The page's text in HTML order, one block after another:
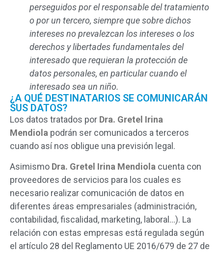
perseguidos por el responsable del tratamiento
o por un tercero, siempre que sobre dichos
intereses no prevalezcan los intereses o los
derechos y libertades fundamentales del
interesado que requieran la protección de
datos personales, en particular cuando el
interesado sea un niño.
¿A QUÉ DESTINATARIOS SE COMUNICARÁN
SUS DATOS?
Los datos tratados por Dra. Gretel Irina
Mendiola podrán ser comunicados a terceros
cuando así nos obligue una previsión legal.
Asimismo Dra. Gretel Irina Mendiola cuenta con
proveedores de servicios para los cuales es
necesario realizar comunicación de datos en
diferentes áreas empresariales (administración,
contabilidad, fiscalidad, marketing, laboral…). La
relación con estas empresas está regulada según
el artículo 28 del Reglamento UE 2016/679 de 27 de